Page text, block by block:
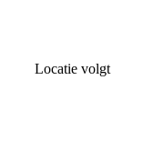
Locatie volgt